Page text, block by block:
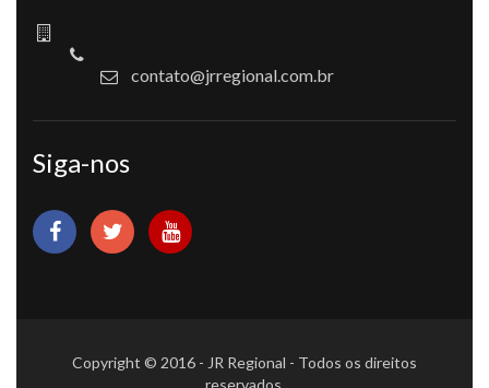
contato@jrregional.com.br
Siga-nos
Copyright © 2016 - JR Regional - Todos os direitos